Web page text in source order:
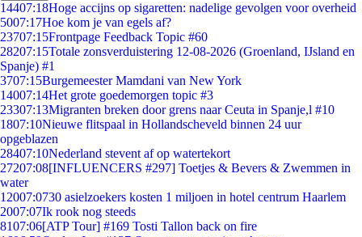
14407:18Hoge accijns op sigaretten: nadelige gevolgen voor overheid
5007:17Hoe kom je van egels af?
23707:15Frontpage Feedback Topic #60
28207:15Totale zonsverduistering 12-08-2026 (Groenland, IJsland en
Spanje) #1
3707:15Burgemeester Mamdani van New York
14007:14Het grote goedemorgen topic #3
23307:13Migranten breken door grens naar Ceuta in Spanje,l #10
1807:10Nieuwe flitspaal in Hollandscheveld binnen 24 uur
opgeblazen
28407:10Nederland stevent af op watertekort
27207:08[INFLUENCERS #297] Toetjes & Bevers & Zwemmen in
water
12007:0730 asielzoekers kosten 1 miljoen in hotel centrum Haarlem
2007:07Ik rook nog steeds
8107:06[ATP Tour] #169 Tosti Tallon back on fire